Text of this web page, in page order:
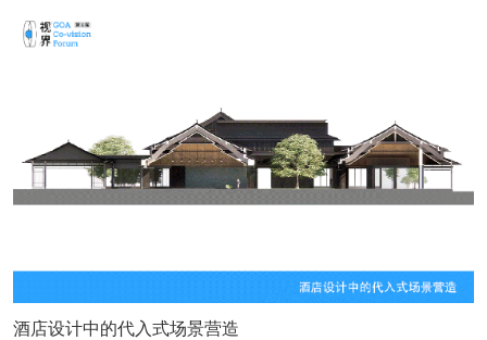
酒店设计中的代入式场景营造